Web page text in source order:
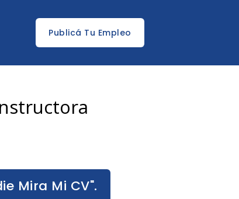
Publicá Tu Empleo
Mira Mi CV".